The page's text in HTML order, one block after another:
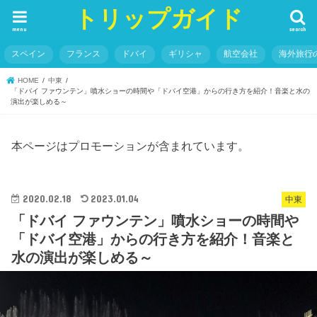
トリップガイド search
menu
スペイン フランス ドバイ ギリシャ 航空会社 海外旅行
HOME
中東
「ドバイ ファウンテン」噴水ショーの時間や「ドバイ空港」からの行き方を紹介！音楽と水の
演出が楽しめる～
本ページはプロモーションが含まれています。
中東
2020.02.18 2023.01.04
「ドバイ ファウンテン」噴水ショーの時間や
「ドバイ空港」からの行き方を紹介！音楽と
水の演出が楽しめる～